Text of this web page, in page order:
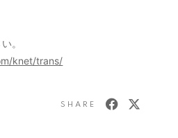
。
knet/trans/
SHARE